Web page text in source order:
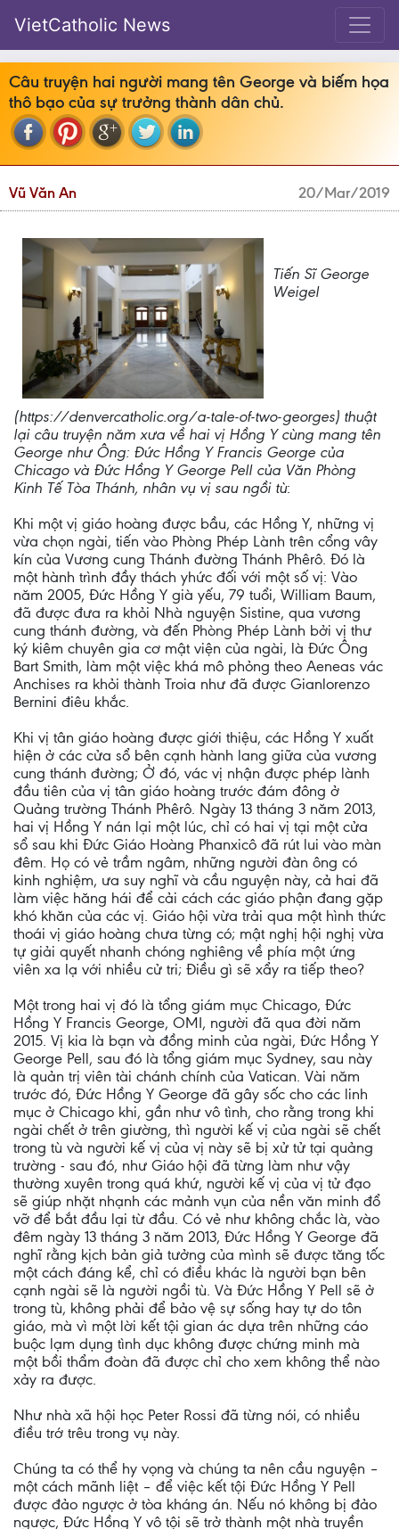
VietCatholic News
Câu truyện hai người mang tên George và biếm họa
thô bạo của sự trưởng thành dân chủ.
Vũ Văn An 20/Mar/2019
Tiến Sĩ George
Weigel
(https://denvercatholic.org/a-tale-of-two-georges) thuật
lại câu truyện năm xưa về hai vị Hồng Y cùng mang tên
George như Ông: Đức Hồng Y Francis George của
Chicago và Đức Hồng Y George Pell của Văn Phòng
Kinh Tế Tòa Thánh, nhân vụ vị sau ngồi tù:
Khi một vị giáo hoàng được bầu, các Hồng Y, những vị
vừa chọn ngài, tiến vào Phòng Phép Lành trên cổng vây
kín của Vương cung Thánh đường Thánh Phêrô. Đó là
một hành trình đầy thách yhức đối với một số vị: Vào
năm 2005, Đức Hồng Y già yếu, 79 tuổi, William Baum,
đã được đưa ra khỏi Nhà nguyện Sistine, qua vương
cung thánh đường, và đến Phòng Phép Lành bởi vị thư
ký kiêm chuyên gia cơ mật viện của ngài, là Đức Ông
Bart Smith, làm một việc khá mô phỏng theo Aeneas vác
Anchises ra khỏi thành Troia như đã được Gianlorenzo
Bernini điêu khắc.
Khi vị tân giáo hoàng được giới thiệu, các Hồng Y xuất
hiện ở các cửa sổ bên cạnh hành lang giữa của vương
cung thánh đường; Ở đó, vác vị nhận được phép lành
đầu tiên của vị tân giáo hoàng trước đám đông ở
Quảng trường Thánh Phêrô. Ngày 13 tháng 3 năm 2013,
hai vị Hồng Y nán lại một lúc, chỉ có hai vị tại một cửa
sổ sau khi Đức Giáo Hoàng Phanxicô đã rút lui vào màn
đêm. Họ có vẻ trầm ngâm, những người đàn ông có
kinh nghiệm, ưa suy nghĩ và cầu nguyện này, cả hai đã
làm việc hăng hái để cải cách các giáo phận đang gặp
khó khăn của các vị. Giáo hội vừa trải qua một hình thức
thoái vị giáo hoàng chưa từng có; mật nghị hội nghị vừa
tự giải quyết nhanh chóng nghiêng về phía một ứng
viên xa lạ với nhiều cử tri; Điều gì sẽ xẩy ra tiếp theo?
Một trong hai vị đó là tổng giám mục Chicago, Đức
Hồng Y Francis George, OMI, người đã qua đời năm
2015. Vị kia là bạn và đồng minh của ngài, Đức Hồng Y
George Pell, sau đó là tổng giám mục Sydney, sau này
là quản trị viên tài chánh chính của Vatican. Vài năm
trước đó, Đức Hồng Y George đã gây sốc cho các linh
mục ở Chicago khi, gần như vô tình, cho rằng trong khi
ngài chết ở trên giường, thì người kế vị của ngài sẽ chết
trong tù và người kế vị của vị này sẽ bị xử tử tại quảng
trường - sau đó, như Giáo hội đã từng làm như vậy
thường xuyên trong quá khứ, người kế vị của vị tử đạo
sẽ giúp nhặt nhạnh các mảnh vụn của nền văn minh đổ
vỡ để bắt đầu lại từ đầu. Có vẻ như không chắc là, vào
đêm ngày 13 tháng 3 năm 2013, Đức Hồng Y George đã
nghĩ rằng kịch bản giả tưởng của mình sẽ được tăng tốc
một cách đáng kể, chỉ có điều khác là người bạn bên
cạnh ngài sẽ là người ngồi tù. Và Đức Hồng Y Pell sẽ ở
trong tù, không phải để bảo vệ sự sống hay tự do tôn
giáo, mà vì một lời kết tội gian ác dựa trên những cáo
buộc lạm dụng tình dục không được chứng minh mà
một bồi thẩm đoàn đã được chỉ cho xem không thể nào
xảy ra được.
Như nhà xã hội học Peter Rossi đã từng nói, có nhiều
điều trớ trêu trong vụ này.
Chúng ta có thể hy vọng và chúng ta nên cầu nguyện –
một cách mãnh liệt – để việc kết tội Đức Hồng Y Pell
được đảo ngược ở tòa kháng án. Nếu nó không bị đảo
ngược, Đức Hồng Y vô tội sẽ trở thành một nhà truyền